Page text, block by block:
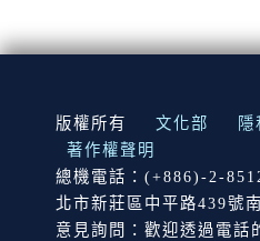
:::
版權所有 文化部
著作權聲明
總機電話：(+886)-2-
北市新莊區中平路439號
意見詢問：歡迎透過電話